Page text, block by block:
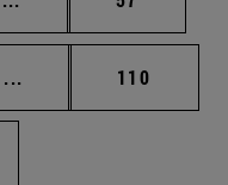
... Páginas intermedias
Página
110